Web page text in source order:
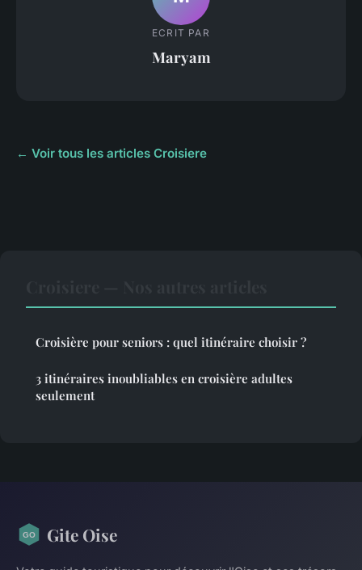
ECRIT PAR
Maryam
← Voir tous les articles Croisiere
Croisière pour seniors : quel itinéraire choisir ?
3 itinéraires inoubliables en croisière adultes
seulement
Gite Oise